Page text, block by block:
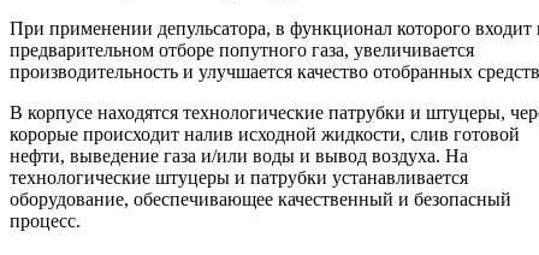
При применении депульсатора, в функционал которого входит
предварительном отборе попутного газа, увеличивается
производительность и улучшается качество отобранных
В корпусе находятся технологические патрубки и штуцеры,
корорые происходит налив исходной жидкости, слив готовой
нефти, выведение газа и/или воды и вывод воздуха. На
технологические штуцеры и патрубки устанавливается
оборудование, обеспечивающее качественный и безопасный
процесс.